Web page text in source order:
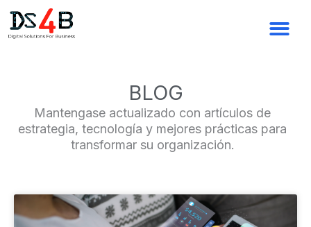
contenido
BLOG
Mantengase actualizado con artículos de
estrategia, tecnología y mejores prácticas para
transformar su organización.